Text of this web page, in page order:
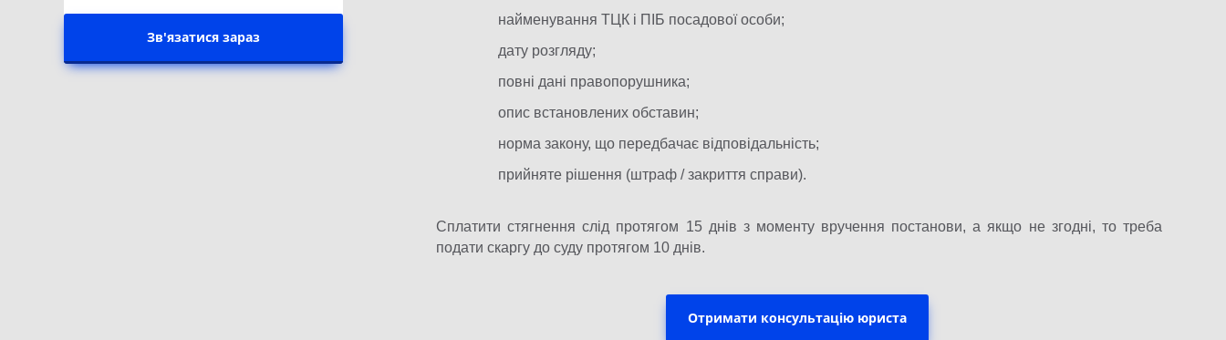
Зв'язатися зараз
найменування ТЦК і ПІБ посадової особи;
дату розгляду;
повні дані правопорушника;
опис встановлених обставин;
норма закону, що передбачає відповідальність;
прийняте рішення (штраф / закриття справи).
Сплатити стягнення слід протягом 15 днів з моменту вручення постанови, а якщо не згодні, то треба
подати скаргу до суду протягом 10 днів.
Отримати консультацію юриста